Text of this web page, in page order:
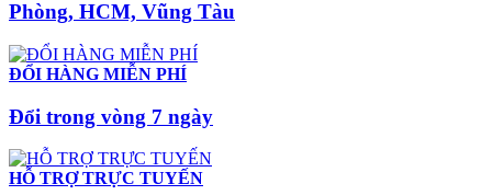
Phòng, HCM, Vũng Tàu
ĐỔI HÀNG MIỄN PHÍ
Đổi trong vòng 7 ngày
HỖ TRỢ TRỰC TUYẾN